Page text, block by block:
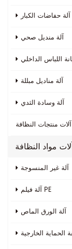
آلة حفاضات الكبار
آلة منديل صحي
اللباس الداخلي
آلة مناديل مبللة
آلة وسادة الثدي
آلات منتجات النظافة
مواد النظافة
آلة غير المنسوجة
آلة فيلم PE
آلة الورق الماص
الحماية الخارجية